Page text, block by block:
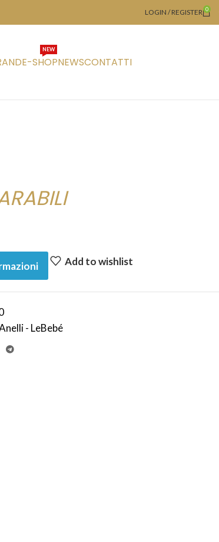
LOGIN / REGISTER 0
E-SHOP
NEW
NEWSCONTATTI
Add to wishlist
- LeBebé